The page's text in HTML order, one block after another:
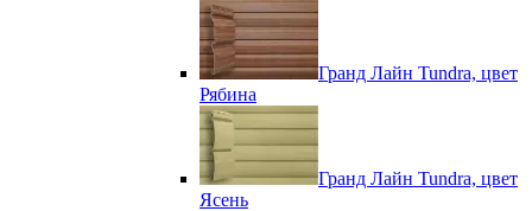
Гранд Лайн Tundra, цвет
Рябина
Гранд Лайн Tundra, цвет
Ясень